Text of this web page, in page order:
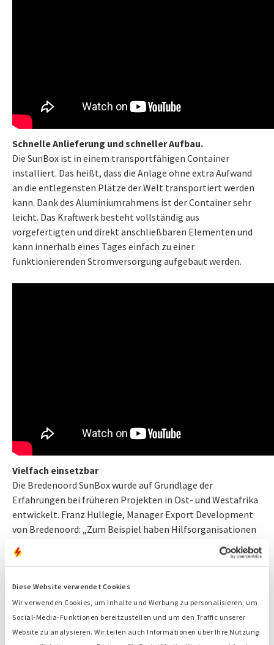
Diese Website verwendet Cookies
Wir verwenden Cookies, um Inhalte und Werbung zu personalisieren, um
Social-Media-Funktionen bereitzustellen und um den Traffic unserer
Website zu analysieren. Wir teilen auch Informationen über Ihre Nutzung
Schnelle Anlieferung und schneller Aufbau.
Die SunBox ist in einem transportfähigen Container
installiert. Das heißt, dass die Anlage ohne extra Aufwand
an die entlegensten Plätze der Welt transportiert werden
kann. Dank des Aluminiumrahmens ist der Container sehr
leicht. Das Kraftwerk besteht vollständig aus
vorgefertigten und direkt anschließbaren Elementen und
kann innerhalb eines Tages einfach zu einer
funktionierenden Stromversorgung aufgebaut werden.
Vielfach einsetzbar
Die Bredenoord SunBox wurde auf Grundlage der
Erfahrungen bei früheren Projekten in Ost- und Westafrika
entwickelt. Franz Hullegie, Manager Export Development
von Bredenoord: „Zum Beispiel haben Hilfsorganisationen
und Militärs Bedarf an einer nachhaltigen mobilen
Energieerzeugung mit einer Versorgungssicherheit von
ist es wichtig, dass ein solches Kraftwerk einfach
transportiert werden kann. Mit der SunBox ist das ohne
besonders geschultes Personal und ohne komplizierte
Transportkonstruktionen möglich. Es gibt sogar nur drei